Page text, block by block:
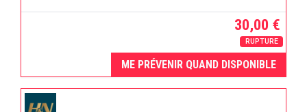
30,00 €
RUPTURE
ME PRÉVENIR QUAND DISPONIBLE